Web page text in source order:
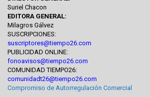
Suriel Chacon
EDITORA GENERAL:
Milagros Gálvez
SUSCRIPCIONES:
suscriptores@tiempo26.com
PUBLICIDAD ONLINE:
fonoavisos@tiempo26.com
COMUNIDAD TIEMPO26:
comunidadt26@tiempo26.com
Compromiso de Autorregulación Comercial